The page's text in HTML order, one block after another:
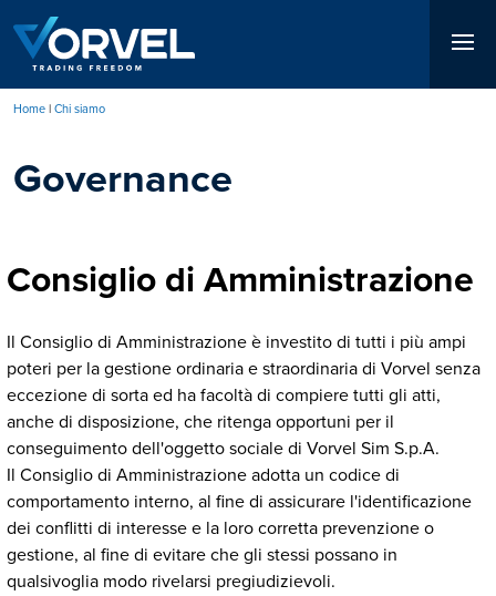
contenuto
principale
di
Home Chi siamo
Governance
Consiglio di Amministrazione
Il Consiglio di Amministrazione è investito di tutti i più ampi
poteri per la gestione ordinaria e straordinaria di Vorvel senza
eccezione di sorta ed ha facoltà di compiere tutti gli atti,
anche di disposizione, che ritenga opportuni per il
conseguimento dell'oggetto sociale di Vorvel Sim S.p.A.
Il Consiglio di Amministrazione adotta un codice di
comportamento interno, al fine di assicurare l'identificazione
dei conflitti di interesse e la loro corretta prevenzione o
gestione, al fine di evitare che gli stessi possano in
qualsivoglia modo rivelarsi pregiudizievoli.